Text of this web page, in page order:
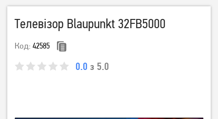
Телевізор Blaupunkt 32FB5000
Код: 42585
0.0 з 5.0